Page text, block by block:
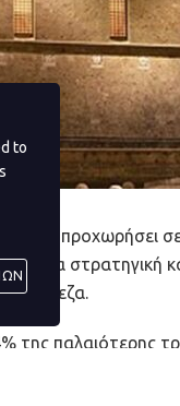
να προχωρήσει
νέα στρατηγική
τράπεζα.
της παλαιότερης
to